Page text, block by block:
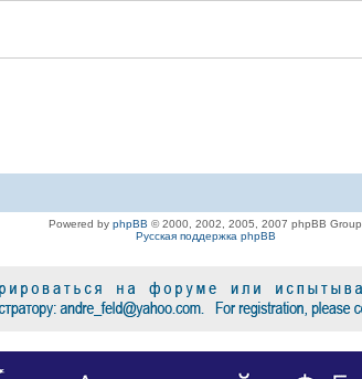
Powered by phpBB © 2000, 2002, 2005, 2007 phpBB Group
Русская поддержка phpBB